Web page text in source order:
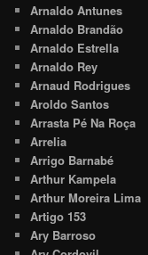
Arnaldo Antunes
Arnaldo Brandão
Arnaldo Estrella
Arnaldo Rey
Arnaud Rodrigues
Aroldo Santos
Arrasta Pé Na Roça
Arrelia
Arrigo Barnabé
Arthur Kampela
Arthur Moreira Lima
Artigo 153
Ary Barroso